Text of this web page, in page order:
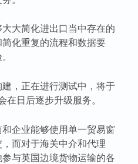
大简化进出口当中存在的
化重复的流程和数据要
，正在进行测试中，将于
日后逐步升级服务。
企业能够使用单一贸易窗
而对于海关中介和代理
与英国边境货物运输的各